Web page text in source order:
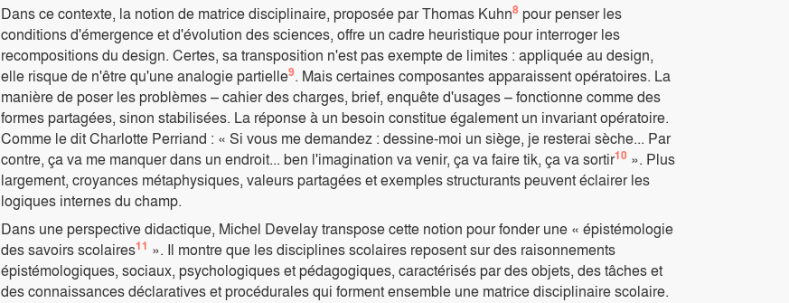
Dans ce contexte, la notion de matrice disciplinaire, proposée par Thomas Kuhn8 pour penser les
conditions d'émergence et d'évolution des sciences, offre un cadre heuristique pour interroger les
recompositions du design. Certes, sa transposition n'est pas exempte de limites : appliquée au design,
elle risque de n'être qu'une analogie partielle9. Mais certaines composantes apparaissent opératoires. La
manière de poser les problèmes – cahier des charges, brief, enquête d'usages – fonctionne comme des
formes partagées, sinon stabilisées. La réponse à un besoin constitue également un invariant opératoire.
Comme le dit Charlotte Perriand : « Si vous me demandez : dessine-moi un siège, je resterai sèche... Par
contre, ça va me manquer dans un endroit... ben l'imagination va venir, ça va faire tik, ça va sortir10 ». Plus
largement, croyances métaphysiques, valeurs partagées et exemples structurants peuvent éclairer les
logiques internes du champ.
Dans une perspective didactique, Michel Develay transpose cette notion pour fonder une « épistémologie
des savoirs scolaires11 ». Il montre que les disciplines scolaires reposent sur des raisonnements
épistémologiques, sociaux, psychologiques et pédagogiques, caractérisés par des objets, des tâches et
des connaissances déclaratives et procédurales qui forment ensemble une matrice disciplinaire scolaire.